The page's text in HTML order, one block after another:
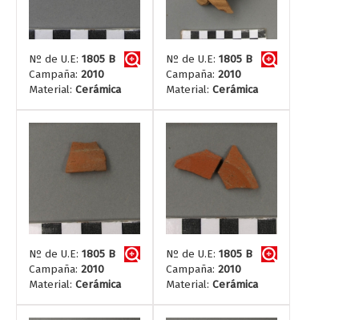
Nº de U.E: 1805 B
Campaña: 2010
Material: Cerámica
Nº de U.E: 1805 B
Campaña: 2010
Material: Cerámica
Nº de U.E: 1805 B
Campaña: 2010
Material: Cerámica
Nº de U.E: 1805 B
Campaña: 2010
Material: Cerámica